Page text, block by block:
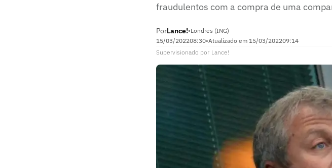
fraudulentos com a compra de uma
PorLance!•Londres (ING)
15/03/202208:30•Atualizado em 15/03/202209:14
Supervisionado por Lance!